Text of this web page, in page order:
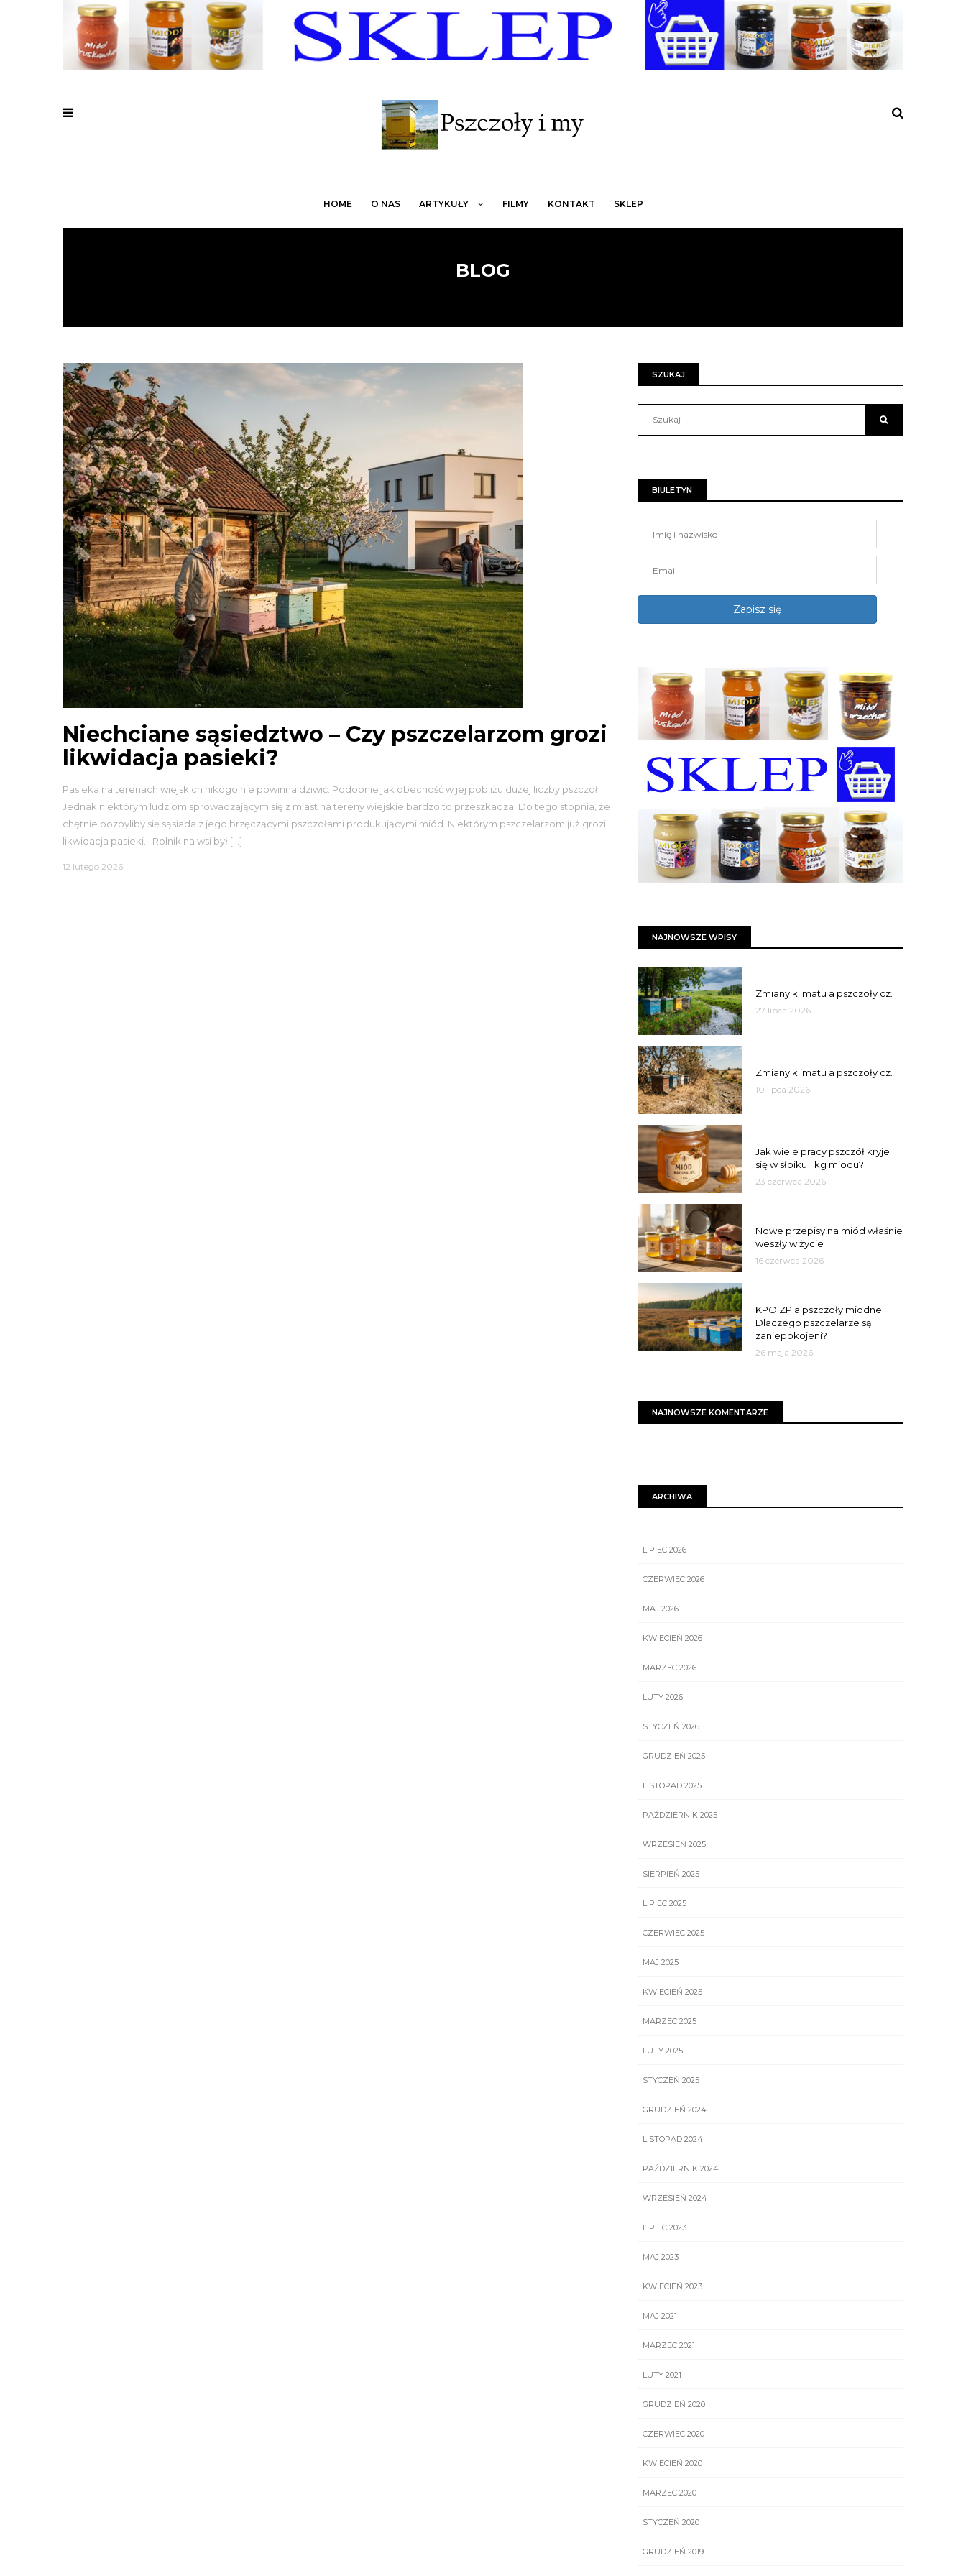
HOME O NAS ARTYKUŁY FILMY KONTAKT SKLEP
BLOG
Niechciane sąsiedztwo – Czy pszczelarzom grozi
likwidacja pasieki?
Pasieka na terenach wiejskich nikogo nie powinna dziwić. Podobnie jak obecność w jej pobliżu dużej liczby pszczół.
Jednak niektórym ludziom sprowadzającym się z miast na tereny wiejskie bardzo to przeszkadza. Do tego stopnia, że
chętnie pozbyliby się sąsiada z jego brzęczącymi pszczołami produkującymi miód. Niektórym pszczelarzom już grozi
likwidacja pasieki. Rolnik na wsi był […]
12 lutego 2026
SZUKAJ
BIULETYN
NAJNOWSZE WPISY
Zmiany klimatu a pszczoły cz. II
27 lipca 2026
Zmiany klimatu a pszczoły cz. I
10 lipca 2026
Jak wiele pracy pszczół kryje
się w słoiku 1 kg miodu?
23 czerwca 2026
Nowe przepisy na miód właśnie
weszły w życie
16 czerwca 2026
KPO ZP a pszczoły miodne.
Dlaczego pszczelarze są
zaniepokojeni?
26 maja 2026
NAJNOWSZE KOMENTARZE
ARCHIWA
LIPIEC 2026
CZERWIEC 2026
MAJ 2026
KWIECIEŃ 2026
MARZEC 2026
LUTY 2026
STYCZEŃ 2026
GRUDZIEŃ 2025
LISTOPAD 2025
PAŹDZIERNIK 2025
WRZESIEŃ 2025
SIERPIEŃ 2025
LIPIEC 2025
CZERWIEC 2025
MAJ 2025
KWIECIEŃ 2025
MARZEC 2025
LUTY 2025
STYCZEŃ 2025
GRUDZIEŃ 2024
LISTOPAD 2024
PAŹDZIERNIK 2024
WRZESIEŃ 2024
LIPIEC 2023
MAJ 2023
KWIECIEŃ 2023
MAJ 2021
MARZEC 2021
LUTY 2021
GRUDZIEŃ 2020
CZERWIEC 2020
KWIECIEŃ 2020
MARZEC 2020
STYCZEŃ 2020
GRUDZIEŃ 2019